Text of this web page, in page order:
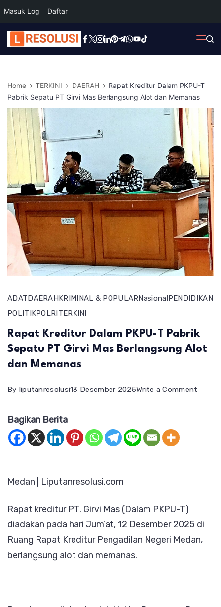
Masuk Log Daftar
Skip
to
Home TERKINI DAERAH
Rapat Kreditur Dalam PKPU-T
Pabrik Sepatu PT Girvi Mas Berlangsung Alot dan Memanas
ADATDAERAHKRIMINAL & POPULARNasionalPENDIDIKAN
POLITIKPOLRITERKINI
Rapat Kreditur Dalam PKPU-T Pabrik
Sepatu PT Girvi Mas Berlangsung Alot
dan Memanas
By liputanresolusi13 Desember 2025Write a Comment
Girvi
Mas
Bagikan Berita
Medan | Liputanresolusi.com
Rapat kreditur PT. Girvi Mas (Dalam PKPU-T)
diadakan pada hari Jum’at, 12 Desember 2025 di
Ruang Rapat Kreditur Pengadilan Negeri Medan,
berlangsung alot dan memanas.